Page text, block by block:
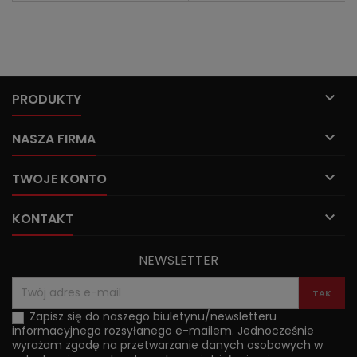
PRODUKTY 
NASZA FIRMA 
TWOJE KONTO 
KONTAKT 
NEWSLETTER
Zapisz się do naszego biuletynu/newsletteru
informacyjnego rozsyłanego e-mailem. Jednocześnie
wyrażam zgodę na przetwarzanie danych osobowych w